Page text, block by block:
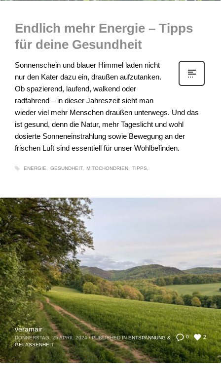
Endlich mehr Energie – Tipps
für deine Gesundheit
Sonnenschein und blauer Himmel laden nicht
nur den Kater dazu ein, draußen aufzutanken.
Ob spazierend, laufend, walkend oder
radfahrend – in dieser Jahreszeit sieht man
wieder viel mehr Menschen draußen unterwegs. Und das
ist gesund, denn die Natur, mehr Tageslicht und wohl
dosierte Sonneneinstrahlung sowie Bewegung an der
frischen Luft sind essentiell für unser Wohlbefinden.
ENERGIE GESUNDHEIT MITOCHONDRIEN TIPPS
0 2
veramair
DONNERSTAG, 25 APRIL 2024 / PUBLISHED IN ENTSPANNUNG &
GELASSENHEIT